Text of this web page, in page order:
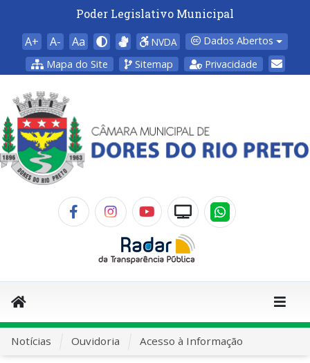
Poder Legislativo Municipal
A+ A- Aa NVDA
Dados Abertos
Mapa do Site
Sitemap Privacidade
Notícias Ouvidoria Acesso à Informação